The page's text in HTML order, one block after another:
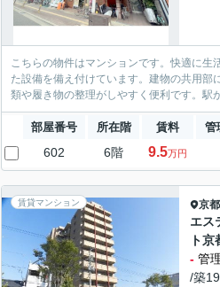
こちらの物件はマンションです。快適に生
た設備を備え付けています。建物の共用
類や履き物の整理がしやすく便利です。駅
部屋番号 所在階 賃料 管
602 6階 9.5万円
賃貸マンション 京
エス
ト京
- 管
/築